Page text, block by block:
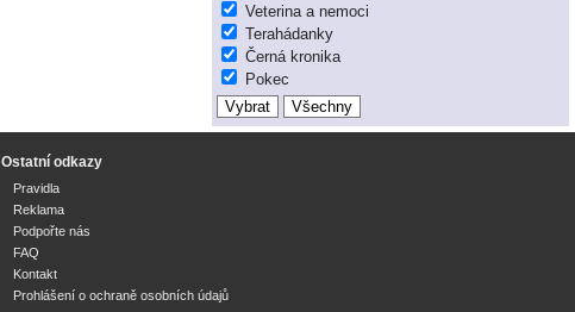
Veterina a nemoci
Terahádanky
Černá kronika
Pokec
Ostatní odkazy
Pravidla
Reklama
Podpořte nás
FAQ
Kontakt
Prohlášení o ochraně osobních údajů